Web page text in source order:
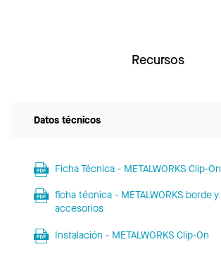
Recursos
Datos técnicos
Ficha Técnica - METALWORKS Clip-On
ficha técnica - METALWORKS borde y
accesorios
Instalación - METALWORKS Clip-On